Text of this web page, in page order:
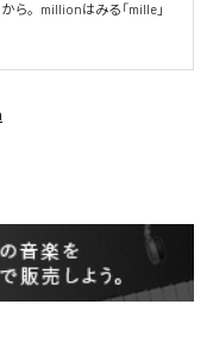
ら。millionはみる「mille」